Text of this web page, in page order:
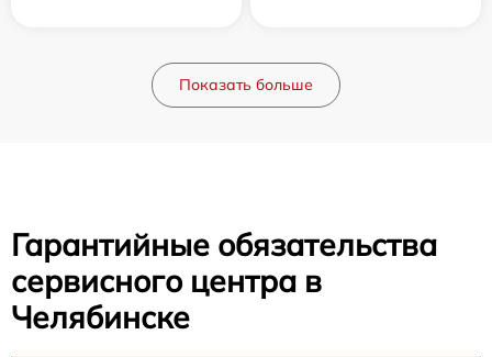
Показать больше
Гарантийные обязательства
сервисного центра в
Челябинске